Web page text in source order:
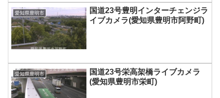
愛知県豊明市
国道23号豊明インターチェンジラ
イブカメラ(愛知県豊明市阿野町)
愛知県豊明市
国道23号栄高架橋ライブカメラ
(愛知県豊明市栄町)